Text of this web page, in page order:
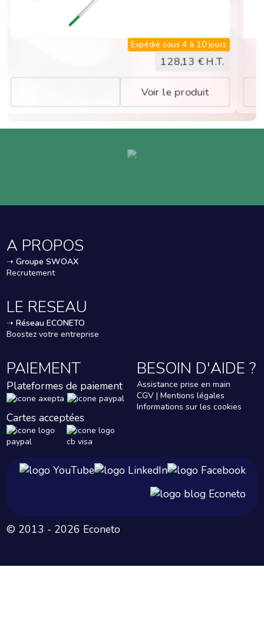
Expédié sous 4 à 10 jours
119,76€ H.T.
Voir le produit
A PROPOS
➝ Groupe SWOAX
Recrutement
LE RESEAU
➝ Réseau ECONETO
Boostez votre entreprise
PAIEMENT
Plateformes de paiement
Cartes acceptées
BESOIN D'AIDE ?
Assistance prise en main
CGV | Mentions légales
Informations sur les cookies
© 2013 - 2026 Econeto